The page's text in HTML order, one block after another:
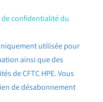
confidentialité du
utilisée pour
ainsi que des
de CFTC HPE. Vous
de désabonnement